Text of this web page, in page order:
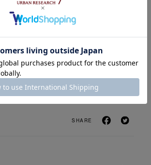
す。
SHARE